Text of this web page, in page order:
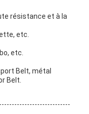
résistance et à la
etc.
etc.
Belt, métal
Belt.